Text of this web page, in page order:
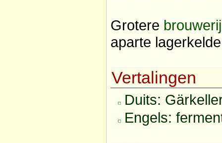
Grotere
aparte
Vertalingen
Duits:
Engels: